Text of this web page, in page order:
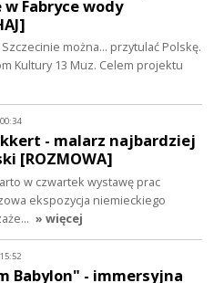
Fabryce wody
można... przytulać Polskę.
Kultury 13 Muz. Celem projektu
- malarz najbardziej
[ROZMOWA]
w czwartek wystawę prac
ekspozycja niemieckiego
» więcej
Babylon" - immersyjna